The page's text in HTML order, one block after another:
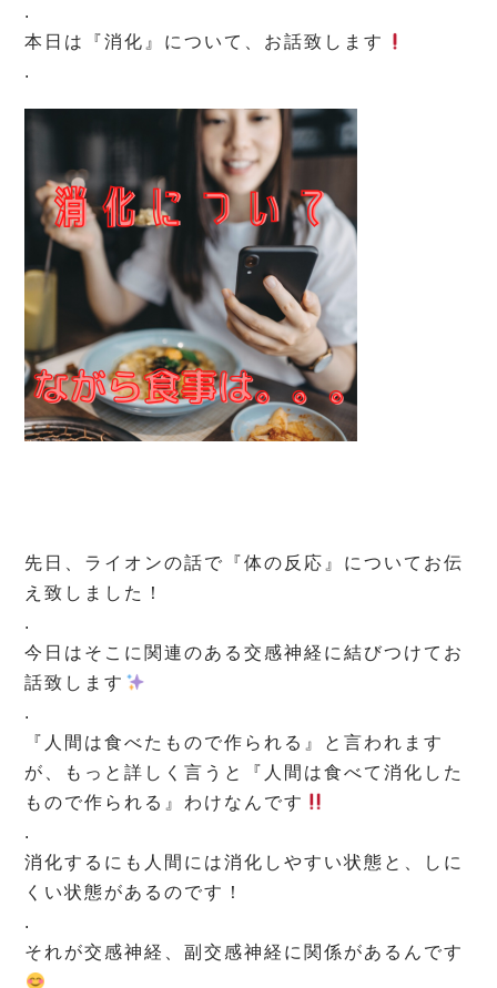
.
本日は『消化』について、お話致します
.
先日、ライオンの話で『体の反応』についてお伝
え致しました！
.
今日はそこに関連のある交感神経に結びつけてお
話致します
.
『人間は食べたもので作られる』と言われます
が、もっと詳しく言うと『人間は食べて消化した
もので作られる』わけなんです
.
消化するにも人間には消化しやすい状態と、しに
くい状態があるのです！
.
それが交感神経、副交感神経に関係があるんです